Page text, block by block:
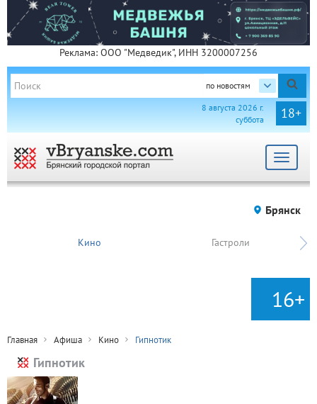
Реклама: ООО "Медведик", ИНН 3200007256
по новостям
18+
8 августа 2026 г.
суббота
Toggle
Брянск
Кино Гастроли
16+
Главная Афиша Кино Гипнотик
Гипнотик